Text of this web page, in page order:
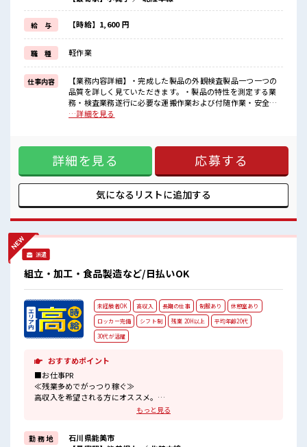
制服があると毎日の服選びに悩まずOK♪
≪収入アップを目指せる≫
高時給だらけの派遣のお仕事です！
■職場の雰囲気
20代活躍中のフレッシュな職場です☆
しっかり休める休憩室あり！
オンオフの切替もできちゃう！
持ち物が多いあなたにもぴったり☆
ロッカー付き職場♪
給 与 【時給】1,600 円
職 種 軽作業
仕事内容
【業務内容詳細】・完成した製品の外観検査製品一つ一つの
品質を詳しく見ていただきます。・製品の特性を測定する業
務・検査業務遂行に必要な運搬作業および付随作業・安全衛
生活動・保全活動・5S活動の参加【取扱製品情報】自動車の
ランクがあっても大丈夫♪ 経験はちょっとだけ…という方も
OK！ ≪残業で稼げる≫ 高収入を希望される方にオススメ。
残業は月20時間以上あります♪ 制服があると毎日の服選びに
悩まずOK♪ ≪収入アップを目指せる≫ 高時給だらけの派遣
のお仕事です！ ■職場の雰囲気 20代活躍中のフレッシュな職
場です☆ しっかり休める休憩室あり！ オンオフの切替もでき
場♪
…詳細を見る
詳細を見る 応募する
気になるリストに追加する
派遣
組立・加工・食品製造など/日払いOK
未経験者OK 高収入 長期の仕事 制服あり
休憩室あり
ロッカー完備
シフト制 残業 20H以上
平均年齢20代
30代が活躍
おすすめポイント
■お仕事PR
≪残業多めでがっつり稼ぐ≫
高収入を希望される方にオススメ。
残業は月20時間以上あります♪
制服があるので、
毎日の服装の悩み解消♪
もっと見る
勤 務 地
石川県能美市